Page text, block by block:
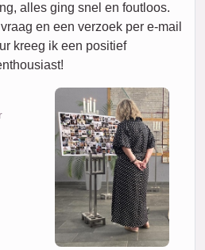
alles ging snel en foutloos.
en een verzoek per e-mail
kreeg ik een positief